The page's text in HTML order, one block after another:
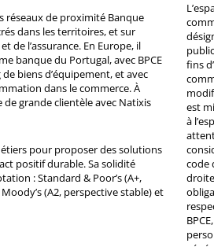
réseaux de proximité Banque
dans les territoires, et sur
de l’assurance. En Europe, il
banque du Portugal, avec BPCE
biens d’équipement, et avec
dans le commerce. À
grande clientèle avec Natixis
pour proposer des solutions
positif durable. Sa solidité
: Standard & Poor’s (A+,
(A2, perspective stable) et
fins
est
à
code